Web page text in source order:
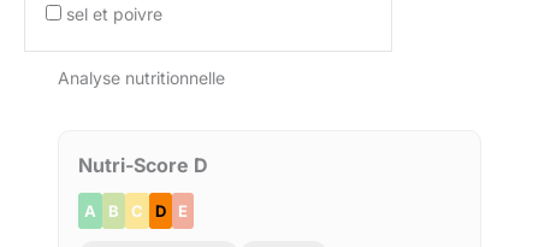
sel et poivre
Analyse nutritionnelle
Nutri-Score D
A B C D E